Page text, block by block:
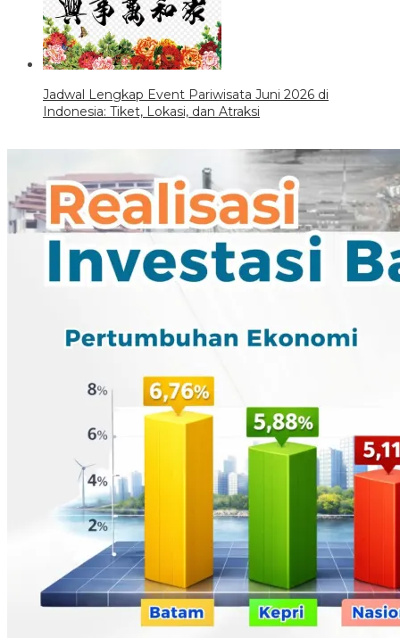
Jadwal Lengkap Event Pariwisata Juni 2026 di
Indonesia: Tiket, Lokasi, dan Atraksi